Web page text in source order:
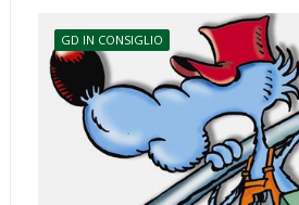
GD IN CONSIGLIO